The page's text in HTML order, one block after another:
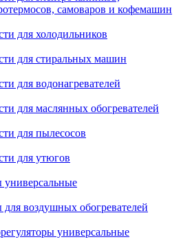
самоваров и кофемашин
для холодильников
для стиральных машин
для водонагревателей
для маслянных обогревателей
для пылесосов
для утюгов
воздушных обогревателей
универсальные